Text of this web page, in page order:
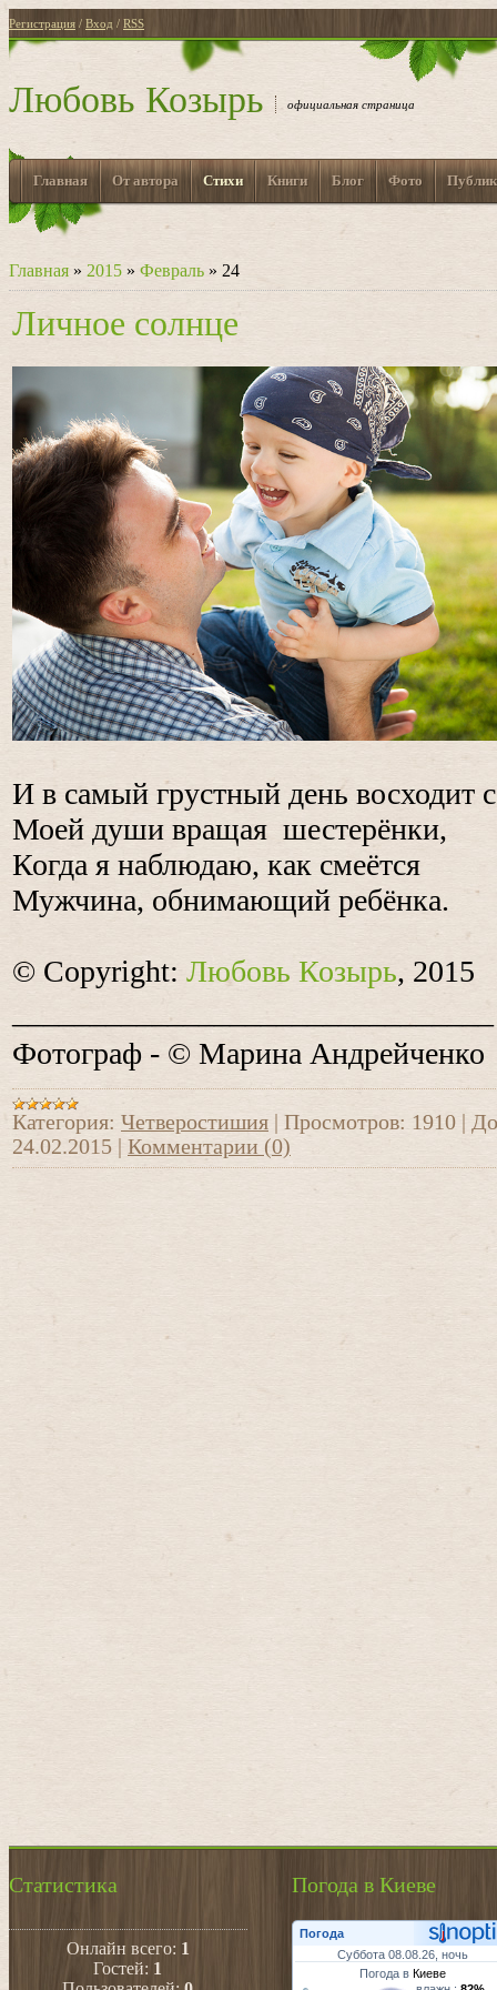
Регистрация / Вход / RSS
Любовь Козырь официальная страница
Главная От автора Стихи Книги Блог Фото
Главная » 2015 » Февраль » 24
Личное солнце
И в самый грустный день восходит
Моей души вращая шестерёнки,
Когда я наблюдаю, как смеётся
Мужчина, обнимающий ребёнка.
© Copyright: Любовь Козырь, 2015
_______________________________
Фотограф - © Марина Андрейченко
Категория: Четверостишия Просмотров: 1910
24.02.2015
Комментарии (0)
Статистика
Онлайн всего: 1
Гостей: 1
Погода в Киеве
Погода
Суббота 08.08.26, ночь
Погода вКиеве